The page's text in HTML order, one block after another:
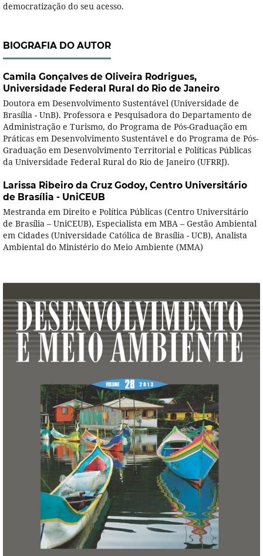
democratização do seu acesso.
BIOGRAFIA DO AUTOR
Camila Gonçalves de Oliveira Rodrigues,
Universidade Federal Rural do Rio de Janeiro
Doutora em Desenvolvimento Sustentável (Universidade de
Brasília - UnB). Professora e Pesquisadora do Departamento de
Administração e Turismo, do Programa de Pós-Graduação em
Práticas em Desenvolvimento Sustentável e do Programa de Pós-
Graduação em Desenvolvimento Territorial e Políticas Públicas
da Universidade Federal Rural do Rio de Janeiro (UFRRJ).
Larissa Ribeiro da Cruz Godoy, Centro Universitário
de Brasília - UniCEUB
Mestranda em Direito e Política Públicas (Centro Universitário
de Brasília – UniCEUB), Especialista em MBA – Gestão Ambiental
em Cidades (Universidade Católica de Brasília - UCB), Analista
Ambiental do Ministério do Meio Ambiente (MMA)